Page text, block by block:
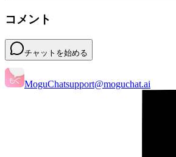
コメント
チャットを始める
MoguChatsupport@moguchat.ai